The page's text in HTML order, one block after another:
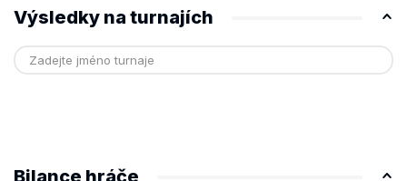
Výsledky na turnajích
Bilance hráče